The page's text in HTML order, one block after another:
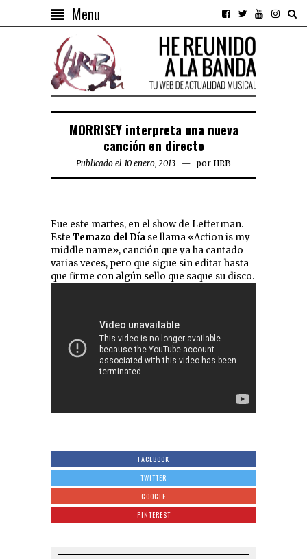
Menu
MORRISEY interpreta una nueva
canción en directo
Publicado el 10 enero, 2013 por HRB
Fue este martes, en el show de Letterman.
Este Temazo del Día se llama «Action is my
middle name», canción que ya ha cantado
varias veces, pero que sigue sin editar hasta
que firme con algún sello que saque su disco.
FACEBOOK
TWITTER
GOOGLE
PINTEREST